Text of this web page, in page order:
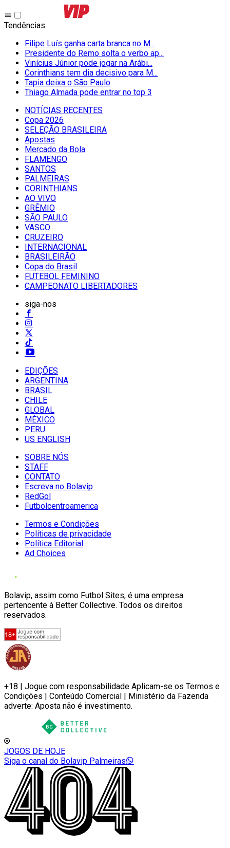
Tendências:
Filipe Luís ganha carta branca no M...
Presidente do Remo solta o verbo ap...
Vinícius Júnior pode jogar na Arábi...
Corinthians tem dia decisivo para M...
Tapia deixa o São Paulo
Thiago Almada pode entrar no top 3
NOTÍCIAS RECENTES
Copa 2026
SELEÇÃO BRASILEIRA
Apostas
Mercado da Bola
FLAMENGO
SANTOS
PALMEIRAS
CORINTHIANS
AO VIVO
GRÊMIO
SĀO PAULO
VASCO
CRUZEIRO
INTERNACIONAL
BRASILEIRÃO
Copa do Brasil
FUTEBOL FEMININO
CAMPEONATO LIBERTADORES
siga-nos
EDIÇÕES
ARGENTINA
BRASIL
CHILE
GLOBAL
MÉXICO
PERU
US ENGLISH
SOBRE NÓS
STAFF
CONTATO
Escreva no Bolavip
RedGol
Futbolcentroamerica
Termos e Condições
Políticas de privacidade
Política Editorial
Ad Choices
Bolavip, assim como Futbol Sites, é uma empresa
pertencente à Better Collective. Todos os direitos
reservados.
+18 | Jogue com responsabilidade Aplicam-se os Termos e
Condições | Conteúdo Comercial | Ministério da Fazenda
adverte: Aposta não é investimento.
JOGOS DE HOJE
Siga o canal do Bolavip Palmeiras